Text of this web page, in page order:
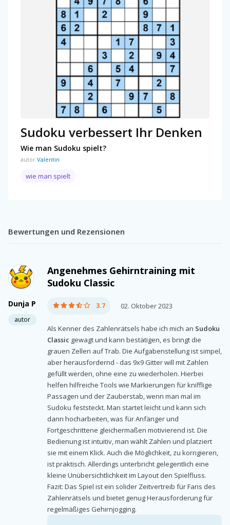
Sudoku verbessert Ihr Denken
Wie man Sudoku spielt?
autor Valentin
wie man spielt
Bewertungen und Rezensionen
Dunja P
autor
Angenehmes Gehirntraining mit
Sudoku Classic
3.7 02. Oktober 2023
Als Kenner des Zahlenrätsels habe ich mich an Sudoku
Classic gewagt und kann bestätigen, es bringt die
grauen Zellen auf Trab. Die Aufgabenstellung ist simpel,
aber herausfordernd - das 9x9 Gitter will mit Zahlen
gefüllt werden, ohne eine zu wiederholen. Hierbei
helfen hilfreiche Tools wie Markierungen für knifflige
Passagen und der Zauberstab, wenn man mal im
Sudoku feststeckt. Man startet leicht und kann sich
dann hocharbeiten, was für Anfänger und
Fortgeschrittene gleichermaßen motivierend ist. Die
Bedienung ist intuitiv, man wählt Zahlen und platziert
sie mit einem Klick. Auch die Möglichkeit, zu korrigieren,
ist praktisch. Allerdings unterbricht gelegentlich eine
kleine Unübersichtlichkeit im Layout den Spielfluss.
Fazit: Das Spiel ist ein solider Zeitvertreib für Fans des
Zahlenrätsels und bietet genug Herausforderung für
regelmäßiges Gehirnjogging.